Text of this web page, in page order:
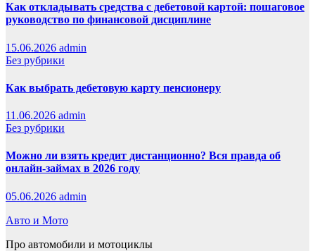
Как откладывать средства с дебетовой картой: пошаговое
руководство по финансовой дисциплине
15.06.2026 admin
Без рубрики
Как выбрать дебетовую карту пенсионеру
11.06.2026 admin
Без рубрики
Можно ли взять кредит дистанционно? Вся правда об
онлайн-займах в 2026 году
05.06.2026 admin
Авто и Мото
Про автомобили и мотоциклы